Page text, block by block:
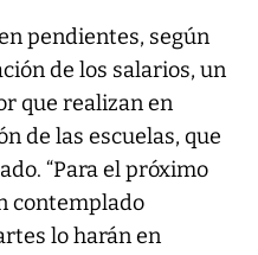
pendientes, según
de los salarios, un
que realizan en
de las escuelas, que
“Para el próximo
contemplado
lo harán en